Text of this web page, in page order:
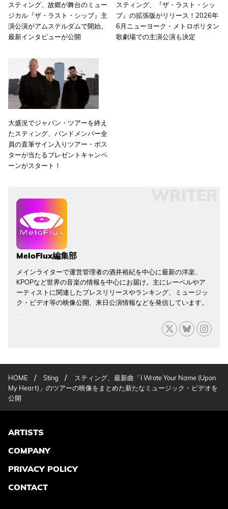
スティング、故郷が舞台のミュー
ジカル『ザ・ラスト・シップ』主
演公演がアムステルダムで開始。
最新インタビューが公開
スティング、『ザ・ラスト・シッ
プ』の拡張版がリリース！2026年
6月ニューヨーク・メトロポリタン
歌劇場での主演公演も決定
大盛況でジャパン・ツアーを終え
たスティング、バンドメンバー全
員の直筆サイン入りツアー・ポス
ターが当たるプレゼントキャンペ
ーンがスタート！
MeloFlux編集部
メインライターで運営管理者の酒井裕紀を中心に最新の洋楽、
KPOPなど世界の音楽の情報を中心にお届け。主にレーベルやア
ーティストに関連したプレスリリースやランキング、ミュージッ
ク・ビデオ等の映像公開、来日公演情報などを発信しています。
HOME / Sting /
スティング、最新曲「I Wrote Your Name (Upon
My Heart)」のツアーの映像をまとめた新たなミュージック・ビデオを
公開
ARTISTS
COMPANY
PRIVACY POLICY
CONTACT